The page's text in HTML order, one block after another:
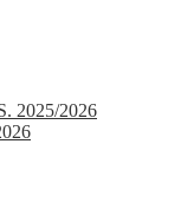
2025/2026